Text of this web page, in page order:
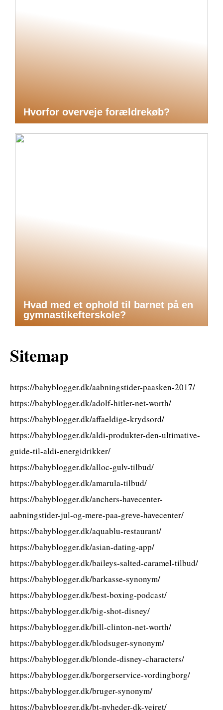
Hvorfor overveje forældrekøb?
Hvad med et ophold til barnet på en
gymnastikefterskole?
Sitemap
https://babyblogger.dk/aabningstider-paasken-2017/
https://babyblogger.dk/adolf-hitler-net-worth/
https://babyblogger.dk/affaeldige-krydsord/
https://babyblogger.dk/aldi-produkter-den-ultimative-
guide-til-aldi-energidrikker/
https://babyblogger.dk/alloc-gulv-tilbud/
https://babyblogger.dk/amarula-tilbud/
https://babyblogger.dk/anchers-havecenter-
aabningstider-jul-og-mere-paa-greve-havecenter/
https://babyblogger.dk/aquablu-restaurant/
https://babyblogger.dk/asian-dating-app/
https://babyblogger.dk/baileys-salted-caramel-tilbud/
https://babyblogger.dk/barkasse-synonym/
https://babyblogger.dk/best-boxing-podcast/
https://babyblogger.dk/big-shot-disney/
https://babyblogger.dk/bill-clinton-net-worth/
https://babyblogger.dk/blodsuger-synonym/
https://babyblogger.dk/blonde-disney-characters/
https://babyblogger.dk/borgerservice-vordingborg/
https://babyblogger.dk/bruger-synonym/
https://babyblogger.dk/bt-nyheder-dk-vejret/